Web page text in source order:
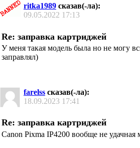
ritka1989 сказав(-ла):
09.05.2022 17:13
Re: заправка картриджей
У меня такая модель была но не могу
заправлял)
farelss сказав(-ла):
18.09.2023 17:41
Re: заправка картриджей
Canon Pixma IP4200 вообще не удачная